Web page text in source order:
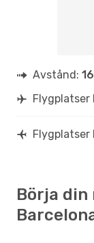
Avstånd:
Flygplatser
Flygplatser
Börja